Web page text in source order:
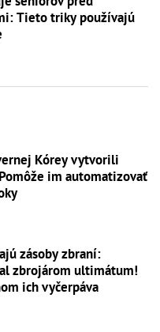
Tieto triky používajú
Kórey vytvorili
im automatizovať
zásoby zbraní:
zbrojárom ultimátum!
ich vyčerpáva